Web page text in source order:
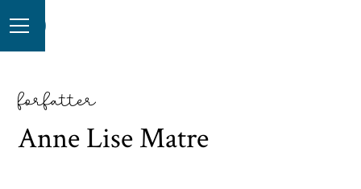
forfatter
Anne Lise Matre